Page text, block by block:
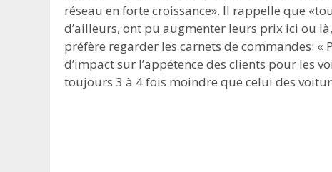
réseau en forte croissance». Il rappelle que
d’ailleurs, ont pu augmenter leurs prix ici ou
préfère regarder les carnets de commandes:
d’impact sur l’appétence des clients pour les
toujours 3 à 4 fois moindre que celui des